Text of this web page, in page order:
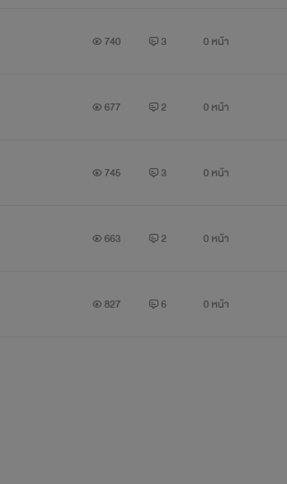
740 3 0 หน้า
677 2 0 หน้า
745 3 0 หน้า
663 2 0 หน้า
827 6 0 หน้า